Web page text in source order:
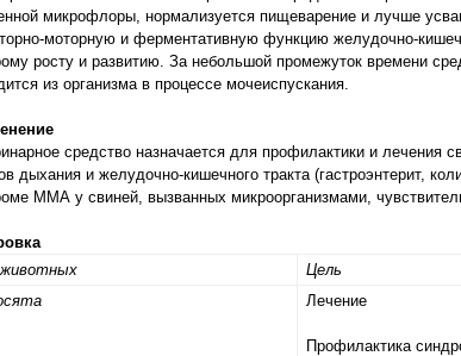
микрофлоры, нормализуется пищеварение и лучше
моторную и ферментативную функцию желудочно-
росту и развитию. За небольшой промежуток времени
из организма в процессе мочеиспускания.
средство назначается для профилактики и лечения
дыхания и желудочно-кишечного тракта (гастроэнтерит,
ММА у свиней, вызванных микроорганизмами,
Цель
Лечение
Профилактика